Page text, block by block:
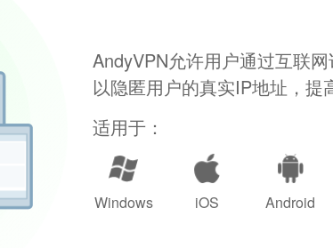
AndyVPN允许用户通过互联
以隐匿用户的真实IP地址，提
适用于：
Windows iOS Android